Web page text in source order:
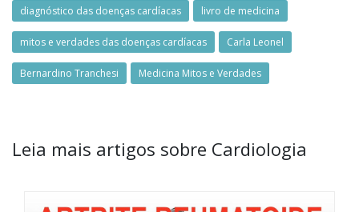
diagnóstico das doenças cardíacas livro de medicina
mitos e verdades das doenças cardíacas Carla Leonel
Bernardino Tranchesi Medicina Mitos e Verdades
Leia mais artigos sobre Cardiologia